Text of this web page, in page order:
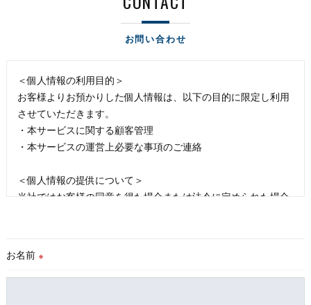
お問い合わせ
＜個人情報の利用目的＞
お客様よりお預かりした個人情報は、以下の目的に限定し利用
させていただきます。
・本サービスに関する顧客管理
・本サービスの運営上必要な事項のご連絡
＜個人情報の提供について＞
当社ではお客様の同意を得た場合または法令に定められた場合
＜個人情報の委託について＞
当社では、利用目的の達成に必要な範囲において、個人情報を
お名前 ※